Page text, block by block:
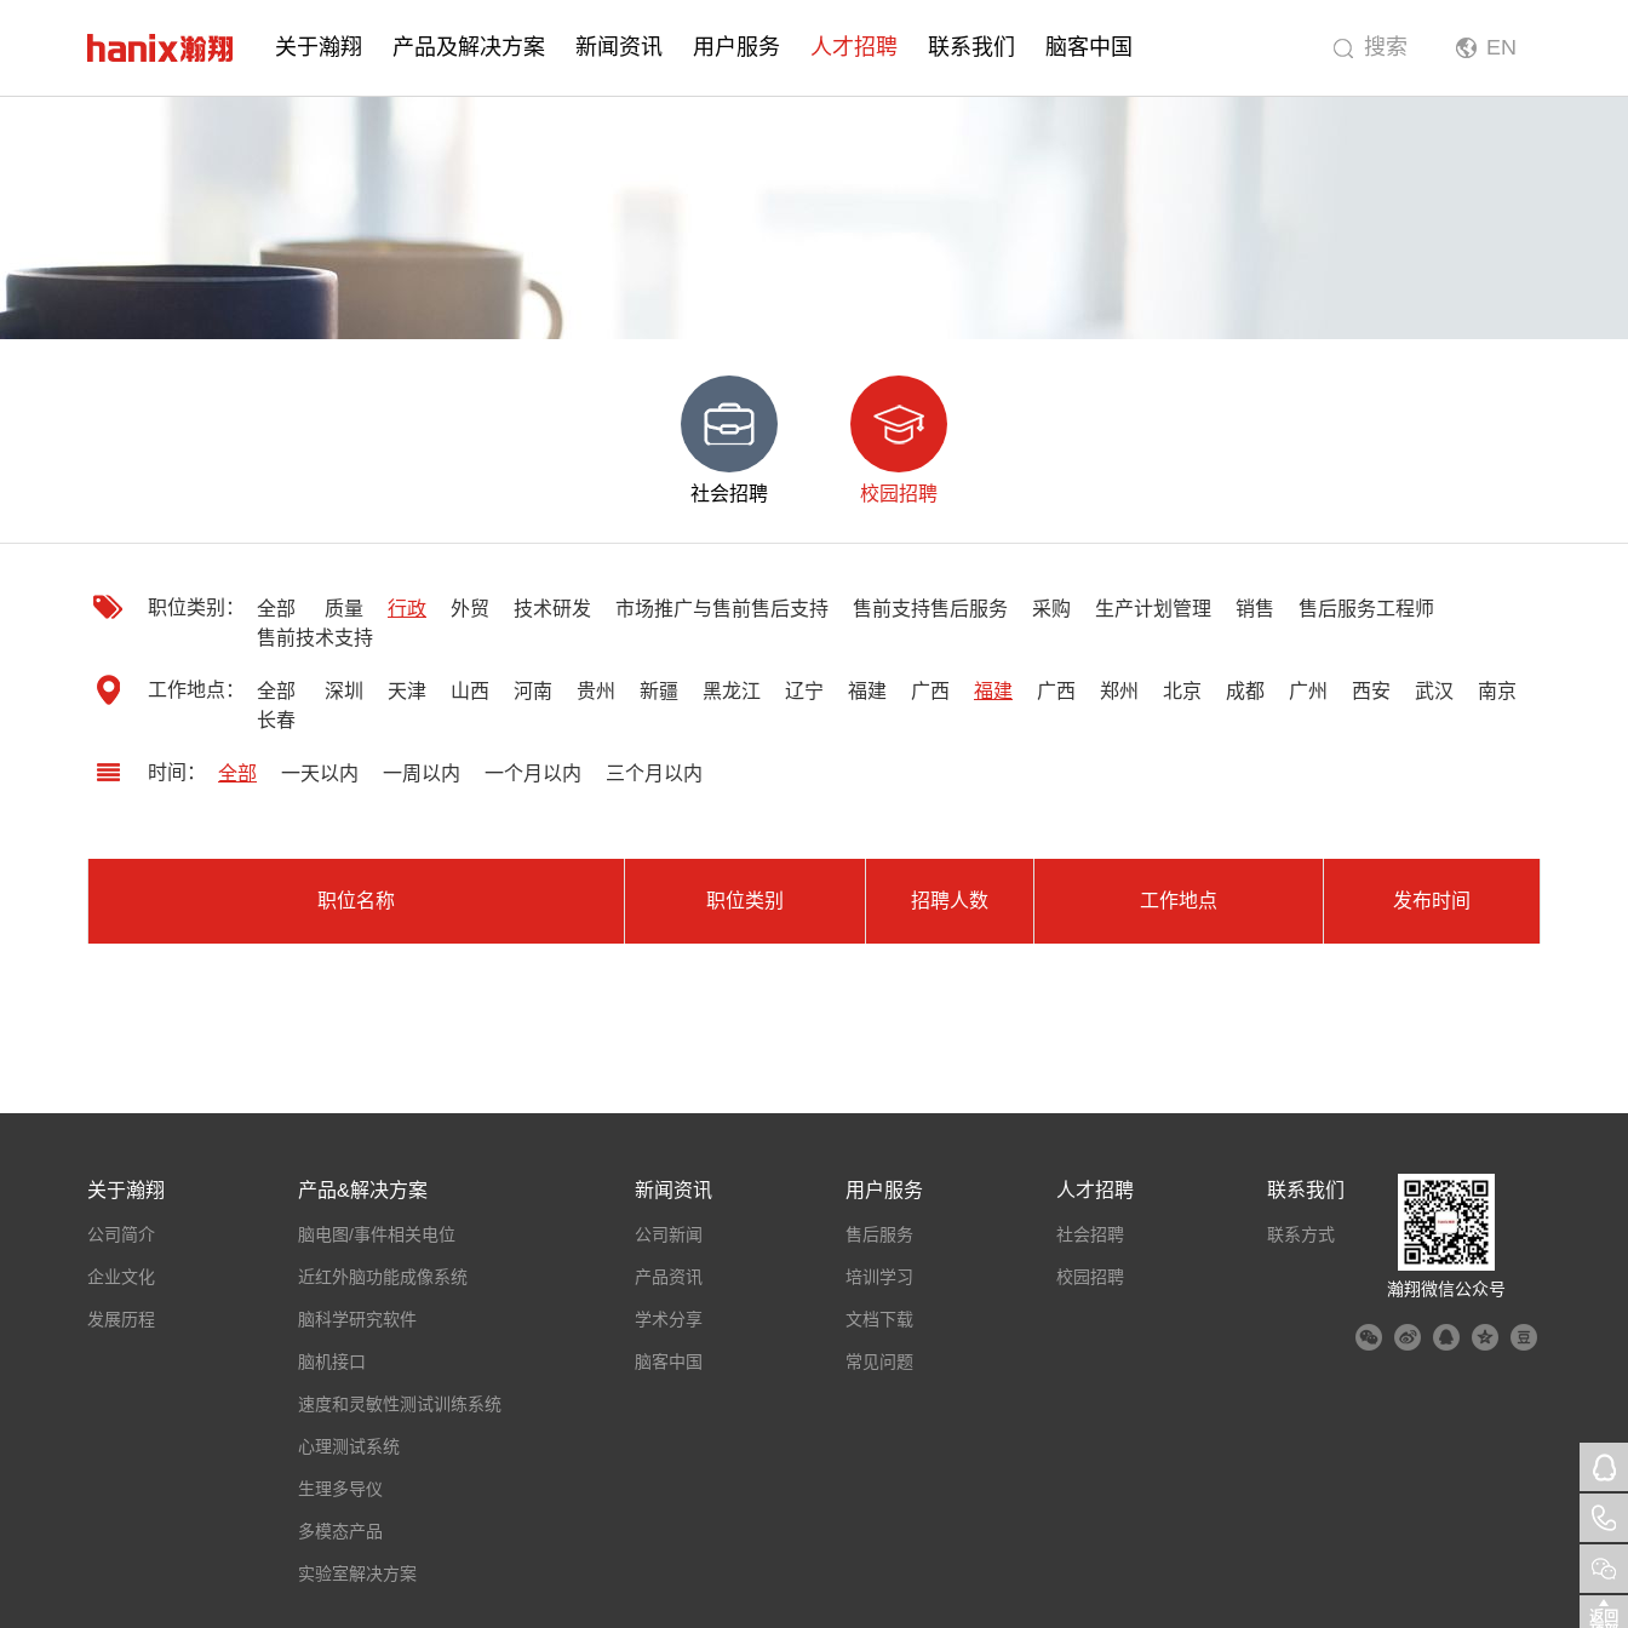
关于瀚翔 产品及解决方案 新闻资讯 用户服务 人才招聘 联系我们 脑客中国 EN
搜索
社会招聘 校园招聘
职位类别： 全部 质量 行政 外贸 技术研发 市场推广与售前售后支持 售前支持售后服务 采购 生产计划管理 销售
售后服务工程师
售前技术支持
工作地点： 全部 深圳 天津 山西 河南 贵州 新疆 黑龙江 辽宁 福建 广西 福建 广西 郑州 北京 成都 广州 西安 武汉
南京
长春
时间： 全部 一天以内 一周以内 一个月以内 三个月以内
职位名称 职位类别 招聘人数 工作地点 发布时间
瀚翔微信公众号
关于瀚翔
公司简介
企业文化
发展历程
产品&解决方案
脑电图/事件相关电位
近红外脑功能成像系统
脑科学研究软件
脑机接口
速度和灵敏性测试训练系统
心理测试系统
生理多导仪
多模态产品
实验室解决方案
新闻资讯
公司新闻
产品资讯
学术分享
脑客中国
用户服务
售后服务
培训学习
文档下载
常见问题
人才招聘
社会招聘
校园招聘
联系我们
联系方式
返回